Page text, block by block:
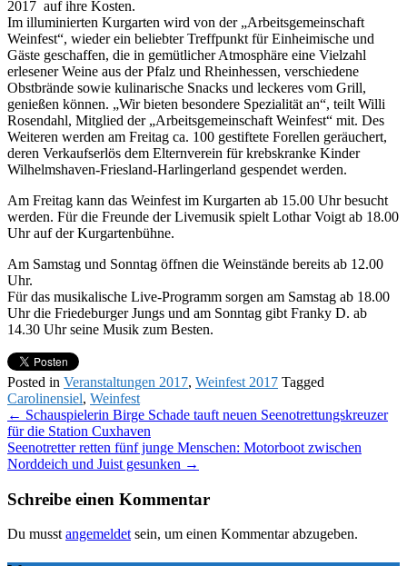
2017 auf ihre Kosten.
Im illuminierten Kurgarten wird von der „Arbeitsgemeinschaft
Weinfest“, wieder ein beliebter Treffpunkt für Einheimische und
Gäste geschaffen, die in gemütlicher Atmosphäre eine Vielzahl
erlesener Weine aus der Pfalz und Rheinhessen, verschiedene
Obstbrände sowie kulinarische Snacks und leckeres vom Grill,
genießen können. „Wir bieten besondere Spezialität an“, teilt Willi
Rosendahl, Mitglied der „Arbeitsgemeinschaft Weinfest“ mit. Des
Weiteren werden am Freitag ca. 100 gestiftete Forellen geräuchert,
deren Verkaufserlös dem Elternverein für krebskranke Kinder
Wilhelmshaven-Friesland-Harlingerland gespendet werden.
Am Freitag kann das Weinfest im Kurgarten ab 15.00 Uhr besucht
werden. Für die Freunde der Livemusik spielt Lothar Voigt ab 18.00
Uhr auf der Kurgartenbühne.
Am Samstag und Sonntag öffnen die Weinstände bereits ab 12.00
Uhr.
Für das musikalische Live-Programm sorgen am Samstag ab 18.00
Uhr die Friedeburger Jungs und am Sonntag gibt Franky D. ab
14.30 Uhr seine Musik zum Besten.
Posted in Veranstaltungen 2017, Weinfest 2017 Tagged
Carolinensiel, Weinfest
Post
navigation
← Schauspielerin Birge Schade tauft neuen Seenotrettungskreuzer
für die Station Cuxhaven
Seenotretter retten fünf junge Menschen: Motorboot zwischen
Norddeich und Juist gesunken →
Schreibe einen Kommentar
Du musst angemeldet sein, um einen Kommentar abzugeben.